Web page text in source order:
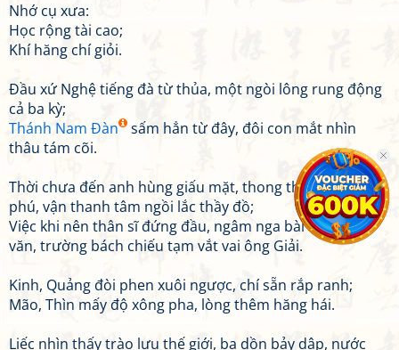
Nhớ cụ xưa:
Học rộng tài cao;
Khí hăng chí giỏi.
Đầu xứ Nghệ tiếng đà từ thủa, một ngòi lông rung động
cả ba kỳ;
Thánh Nam Đàn
sấm hẳn từ đây, đôi con mắt nhìn
thâu tám cõi.
Thời chưa đến anh hùng giấu mặt, thong thả câu thơ
phú, vận thanh tâm ngồi lắc thầy đồ;
Việc khi nên thân sĩ đứng đầu, ngâm nga bài biểu bài
văn, trường bách chiếu tạm vắt vai ông Giải.
Kinh, Quảng đòi phen xuôi ngược, chí sẵn rắp ranh;
Mão, Thìn mấy độ xông pha, lòng thêm hăng hái.
Liếc nhìn thấy trào lưu thế giới, ba dồn bảy dập, nước